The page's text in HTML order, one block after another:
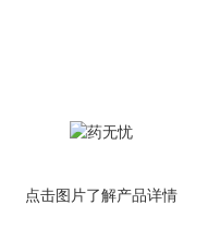
点击图片了解产品详情